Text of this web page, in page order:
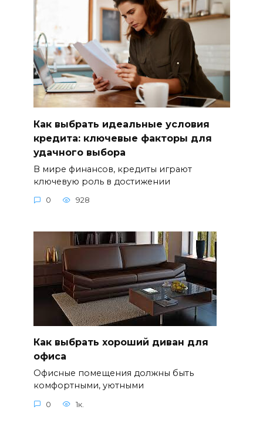
Как выбрать идеальные условия
кредита: ключевые факторы для
удачного выбора
В мире финансов, кредиты играют
ключевую роль в достижении
0 928
Как выбрать хороший диван для
офиса
Офисные помещения должны быть
комфортными, уютными
0 1к.